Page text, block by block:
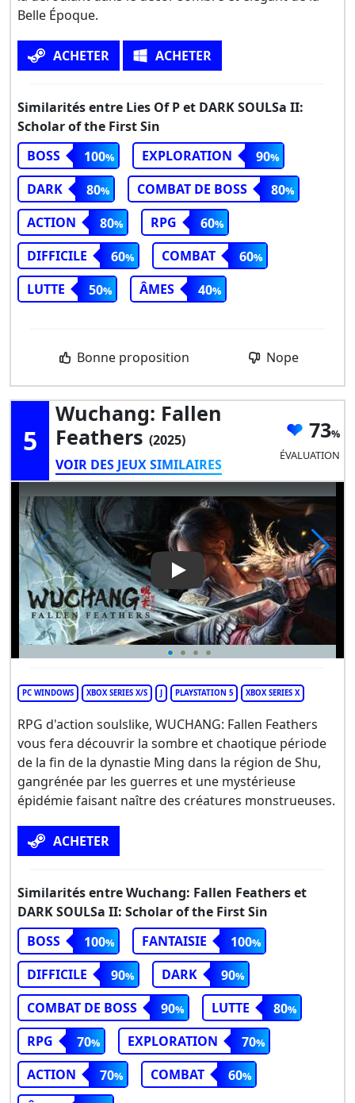
Belle Époque.
ACHETER ACHETER
Similarités entre Lies Of P et DARK SOULSa II:
Scholar of the First Sin
BOSS
100 EXPLORATION
90
DARK
80 COMBAT DE BOSS
80
ACTION
80 RPG
60
DIFFICILE
60 COMBAT
60
LUTTE
50 ÂMES 40
Bonne proposition Nope
5
Wuchang: Fallen
Feathers (2025)
VOIR DES JEUX SIMILAIRES
73
ÉVALUATION
Play Video: Wuchang: Fallen
PC WINDOWS XBOX SERIES X/S J PLAYSTATION 5 XBOX SERIES X
RPG d'action soulslike, WUCHANG: Fallen Feathers
vous fera découvrir la sombre et chaotique période
de la fin de la dynastie Ming dans la région de Shu,
gangrénée par les guerres et une mystérieuse
épidémie faisant naître des créatures monstrueuses.
ACHETER
Similarités entre Wuchang: Fallen Feathers et
DARK SOULSa II: Scholar of the First Sin
BOSS
100 FANTAISIE
100
DIFFICILE
90 DARK
90
COMBAT DE BOSS
90 LUTTE
80
RPG
70 EXPLORATION
70
ACTION
70 COMBAT
60